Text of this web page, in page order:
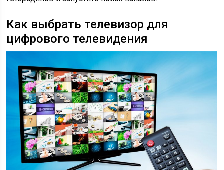
Как выбрать телевизор для
цифрового телевидения